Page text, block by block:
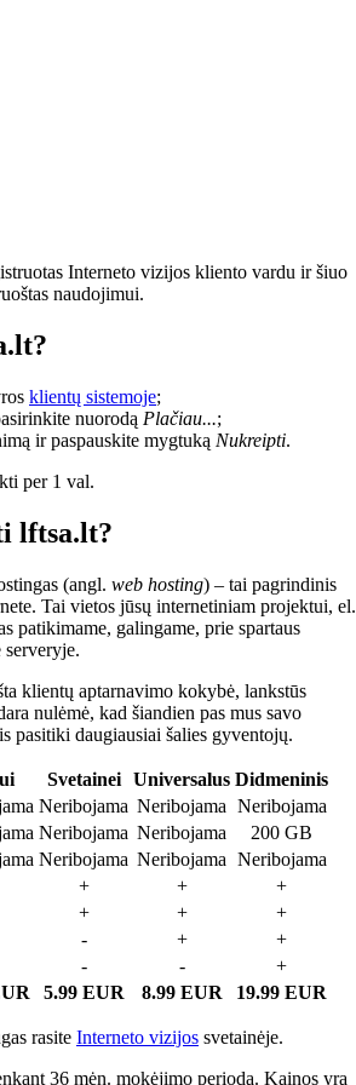
Interneto vizijos kliento vardu ir šiuo
naudojimui.
klientų sistemoje;
nuorodą Plačiau...;
ir paspauskite mygtuką Nukreipti.
per 1 val.
lftsa.lt?
(angl. web hosting) – tai pagrindinis
Tai vietos jūsų internetiniam projektui, el.
patikimame, galingame, prie spartaus
klientų aptarnavimo kokybė, lankstūs
nulėmė, kad šiandien pas mus savo
pasitiki daugiausiai šalies gyventojų.
Svetainei Universalus Didmeninis
Neribojama Neribojama Neribojama
Neribojama Neribojama
200 GB
Neribojama Neribojama Neribojama
+ +
+
+ +
+
- +
+
- -
+
5.99 EUR 8.99 EUR 19.99 EUR
rasite Interneto vizijos svetainėje.
36 mėn. mokėjimo periodą. Kainos yra